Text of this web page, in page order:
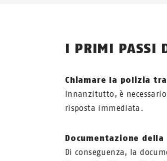
I PRIMI PASSI
Chiamare la polizia
Innanzitutto, è
risposta immediata.
Documentazione della
Di conseguenza, la